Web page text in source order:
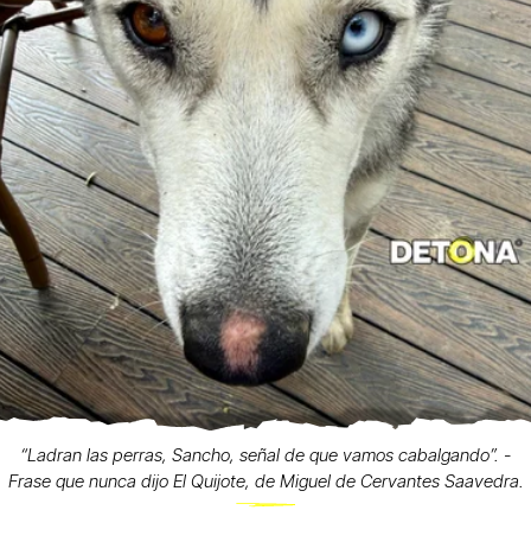
“Ladran las perras, Sancho, señal de que vamos cabalgando”. -
Frase que nunca dijo El Quijote, de Miguel de Cervantes Saavedra.